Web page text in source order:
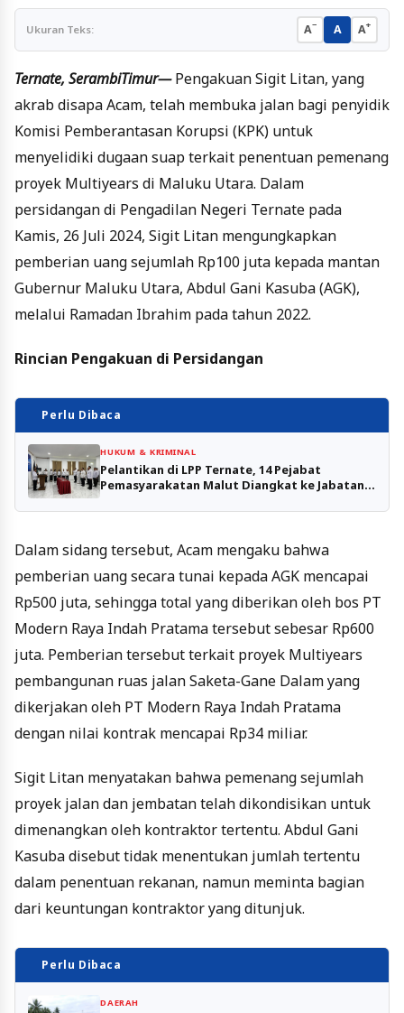
Ukuran Teks: A− A A+
Ternate, SerambiTimur— Pengakuan Sigit Litan, yang
akrab disapa Acam, telah membuka jalan bagi penyidik
Komisi Pemberantasan Korupsi (KPK) untuk
menyelidiki dugaan suap terkait penentuan pemenang
proyek Multiyears di Maluku Utara. Dalam
persidangan di Pengadilan Negeri Ternate pada
Kamis, 26 Juli 2024, Sigit Litan mengungkapkan
pemberian uang sejumlah Rp100 juta kepada mantan
Gubernur Maluku Utara, Abdul Gani Kasuba (AGK),
melalui Ramadan Ibrahim pada tahun 2022.
Rincian Pengakuan di Persidangan
Perlu Dibaca
HUKUM & KRIMINAL
Pelantikan di LPP Ternate, 14 Pejabat
Pemasyarakatan Malut Diangkat ke Jabatan
Dalam sidang tersebut, Acam mengaku bahwa
pemberian uang secara tunai kepada AGK mencapai
Rp500 juta, sehingga total yang diberikan oleh bos PT
Modern Raya Indah Pratama tersebut sebesar Rp600
juta. Pemberian tersebut terkait proyek Multiyears
pembangunan ruas jalan Saketa-Gane Dalam yang
dikerjakan oleh PT Modern Raya Indah Pratama
dengan nilai kontrak mencapai Rp34 miliar.
Sigit Litan menyatakan bahwa pemenang sejumlah
proyek jalan dan jembatan telah dikondisikan untuk
dimenangkan oleh kontraktor tertentu. Abdul Gani
Kasuba disebut tidak menentukan jumlah tertentu
dalam penentuan rekanan, namun meminta bagian
dari keuntungan kontraktor yang ditunjuk.
Perlu Dibaca
DAERAH